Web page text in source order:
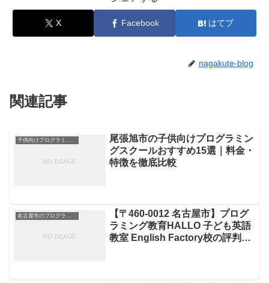
X Facebook はてブ
nagakute-blog
関連記事
子供向けプログラミングスクール
尾張旭市の子供向けプログラミン
グスクールおすすめ15選｜料金・
特徴を徹底比較
【〒460-0012 名古屋市】プログ
ラミング教育HALLO 子ども英語
教室 English Factory校の評判・